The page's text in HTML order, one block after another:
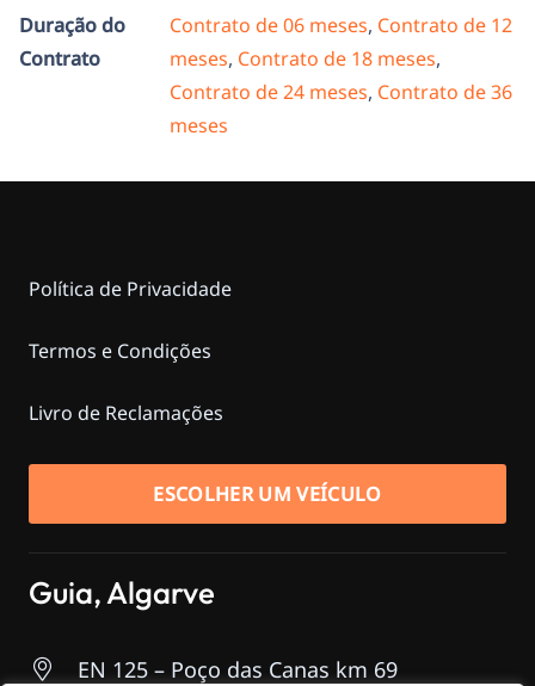
Duração do
Contrato
Contrato de 06 meses, Contrato de 12
meses, Contrato de 18 meses,
Contrato de 24 meses, Contrato de 36
meses
Política de Privacidade
Termos e Condições
Livro de Reclamações
ESCOLHER UM VEÍCULO
Guia, Algarve
EN 125 – Poço das Canas km 69